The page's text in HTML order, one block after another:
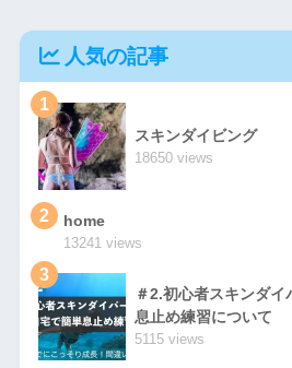
人気の記事
1
スキンダイビング
18650 views
2 home
13241 views
3
＃2.初心者スキンダイ
息止め練習について
5115 views